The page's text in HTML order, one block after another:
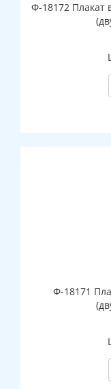
Ф-18172 Плакат
Ф-18171